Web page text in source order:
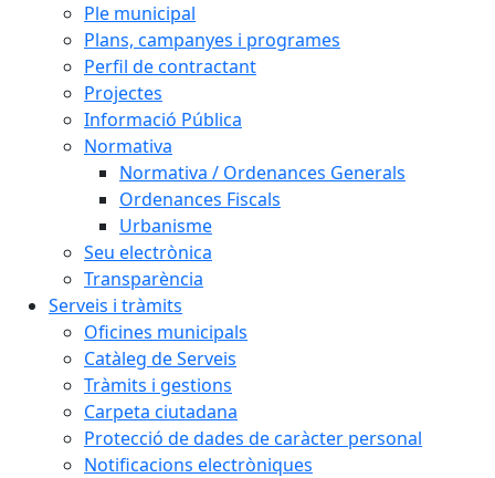
Ple municipal
Plans, campanyes i programes
Perfil de contractant
Projectes
Informació Pública
Normativa
Normativa / Ordenances Generals
Ordenances Fiscals
Urbanisme
Seu electrònica
Transparència
Serveis i tràmits
Oficines municipals
Catàleg de Serveis
Tràmits i gestions
Carpeta ciutadana
Protecció de dades de caràcter personal
Notificacions electròniques